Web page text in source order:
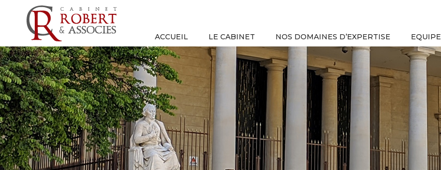
ACCUEIL LE CABINET NOS DOMAINES D’EXPERTISE EQUIPE